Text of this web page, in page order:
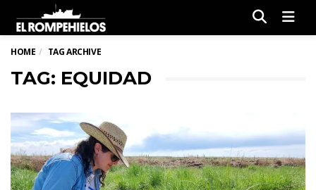
HOME TAG ARCHIVE
TAG: EQUIDAD